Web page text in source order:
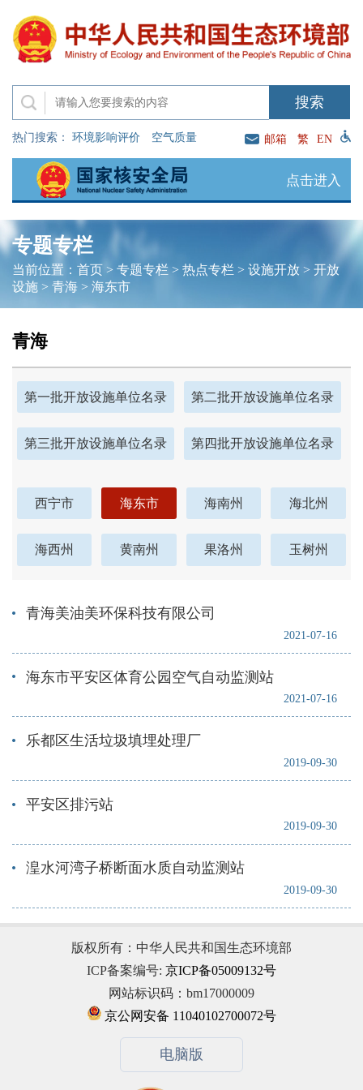
热门搜索： 环境影响评价 空气质量 邮箱 繁 EN
点击进入
专题专栏
当前位置： 首页> 专题专栏> 热点专栏 > 设施开放> 开放
设施> 青海> 海东市
青海
第一批开放设施单位名录 第二批开放设施单位名录
第三批开放设施单位名录 第四批开放设施单位名录
西宁市 海东市 海南州 海北州
海西州 黄南州 果洛州 玉树州
2021-07-16
青海美油美环保科技有限公司
2021-07-16
海东市平安区体育公园空气自动监测站
2019-09-30
乐都区生活垃圾填埋处理厂
2019-09-30
平安区排污站
2019-09-30
湟水河湾子桥断面水质自动监测站
版权所有：中华人民共和国生态环境部
ICP备案编号: 京ICP备05009132号
网站标识码：bm17000009
京公网安备 11040102700072号
电脑版